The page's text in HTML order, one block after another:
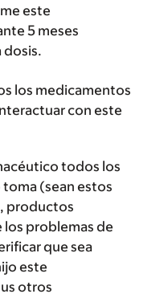
este
5 meses
dosis.
los medicamentos
con este
todos los
(sean estos
productos
los problemas de
que sea
este
otros